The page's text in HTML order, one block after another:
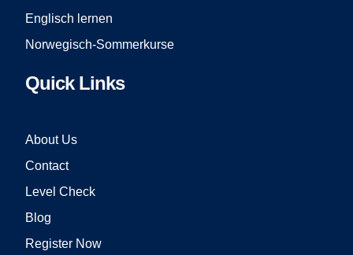
Englisch lernen
Norwegisch-Sommerkurse
Quick Links
About Us
Contact
Level Check
Blog
Register Now